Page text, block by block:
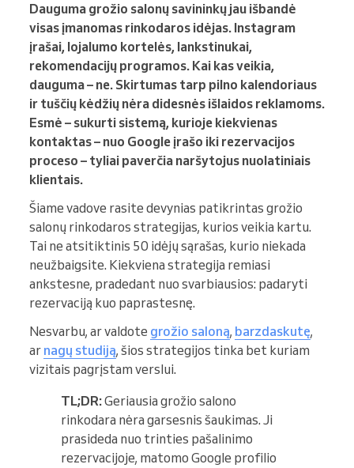
Dauguma grožio salonų savininkų jau išbandė
visas įmanomas rinkodaros idėjas. Instagram
įrašai, lojalumo kortelės, lankstinukai,
rekomendacijų programos. Kai kas veikia,
dauguma – ne. Skirtumas tarp pilno kalendoriaus
ir tuščių kėdžių nėra didesnės išlaidos reklamoms.
Esmė – sukurti sistemą, kurioje kiekvienas
kontaktas – nuo Google įrašo iki rezervacijos
proceso – tyliai paverčia naršytojus nuolatiniais
klientais.
Šiame vadove rasite devynias patikrintas grožio
salonų rinkodaros strategijas, kurios veikia kartu.
Tai ne atsitiktinis 50 idėjų sąrašas, kurio niekada
neužbaigsite. Kiekviena strategija remiasi
ankstesne, pradedant nuo svarbiausios: padaryti
rezervaciją kuo paprastesnę.
Nesvarbu, ar valdote grožio saloną, barzdaskutę,
ar nagų studiją, šios strategijos tinka bet kuriam
vizitais pagrįstam verslui.
TL;DR:Geriausia grožio salono
rinkodara nėra garsesnis šaukimas. Ji
prasideda nuo trinties pašalinimo
rezervacijoje, matomo Google profilio